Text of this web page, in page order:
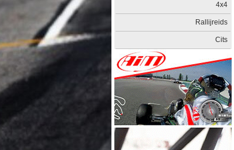
4x4
Rallijreids
Cits